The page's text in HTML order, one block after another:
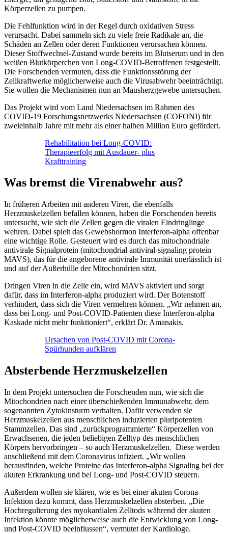
Körperzellen zu pumpen.
Die Fehlfunktion wird in der Regel durch oxidativen Stress
verursacht. Dabei sammeln sich zu viele freie Radikale an, die
Schäden an Zellen oder deren Funktionen verursachen können.
Dieser Stoffwechsel-Zustand wurde bereits im Blutserum und in den
weißen Blutkörperchen von Long-COVID-Betroffenen festgestellt.
Die Forschenden vermuten, dass die Funktionsstörung der
Zellkraftwerke möglicherweise auch die Virusabwehr beeinträchtigt.
Sie wollen die Mechanismen nun an Mausherzgewebe untersuchen.
Das Projekt wird vom Land Niedersachsen im Rahmen des
COVID-19 Forschungsnetzwerks Niedersachsen (COFONI) für
zweieinhalb Jahre mit mehr als einer halben Million Euro gefördert.
Rehabilitation bei Long-COVID:
Therapieerfolg mit Ausdauer- plus
Krafttraining
Was bremst die Virenabwehr aus?
In früheren Arbeiten mit anderen Viren, die ebenfalls
Herzmuskelzellen befallen können, haben die Forschenden bereits
untersucht, wie sich die Zellen gegen die viralen Eindringlinge
wehren. Dabei spielt das Gewebshormon Interferon-alpha offenbar
eine wichtige Rolle. Gesteuert wird es durch das mitochondriale
antivirale Signalprotein (mitochondrial antiviral-signaling protein
MAVS), das für die angeborene antivirale Immunität unerlässlich ist
und auf der Außerhülle der Mitochondrien sitzt.
Dringen Viren in die Zelle ein, wird MAVS aktiviert und sorgt
dafür, dass im Interferon-alpha produziert wird. Der Botenstoff
verhindert, dass sich die Viren vermehren können. „Wir nehmen an,
dass bei Long- und Post-COVID-Patienten diese Interferon-alpha
Kaskade nicht mehr funktioniert“, erklärt Dr. Amanakis.
Ursachen von Post-COVID mit Corona-
Spürhunden aufklären
Absterbende Herzmuskelzellen
In dem Projekt untersuchen die Forschenden nun, wie sich die
Mitochondrien nach einer überschießenden Immunabwehr, dem
sogenannten Zytokinsturm verhalten. Dafür verwenden sie
Herzmuskelzellen aus menschlichen induzierten pluripotenten
Stammzellen. Das sind „zurückprogrammierte“ Körperzellen von
Erwachsenen, die jeden beliebigen Zelltyp des menschlichen
Körpers hervorbringen – so auch Herzmuskelzellen. Diese werden
anschließend mit dem Coronavirus infiziert. „Wir wollen
herausfinden, welche Proteine das Interferon-alpha Signaling bei der
akuten Erkrankung und bei Long- und Post-COVID steuern.
Außerdem wollen sie klären, wie es bei einer akuten Corona-
Infektion dazu kommt, dass Herzmuskelzellen absterben. „Die
Hochregulierung des myokardialen Zelltods während der akuten
Infektion könnte möglicherweise auch die Entwicklung von Long-
und Post-COVID beeinflussen“, vermutet der Kardiologe.